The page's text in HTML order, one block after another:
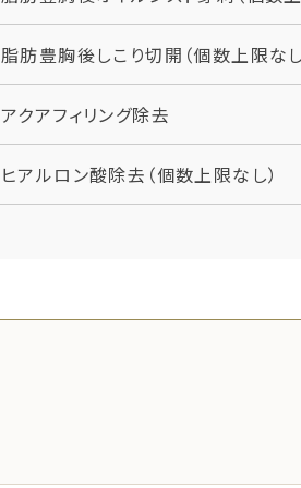
脂肪豊胸後しこり切開（個数上限な
アクアフィリング除去
ヒアルロン酸除去（個数上限なし）